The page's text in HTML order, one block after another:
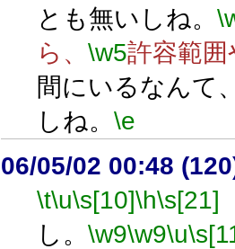
とも無いしね。
ら、 \w5許容範
間にいるなんて
しね。 \e
06/05/02 00:48
\t\u\s[10]\h\s[21]
し。 \w9\w9\u